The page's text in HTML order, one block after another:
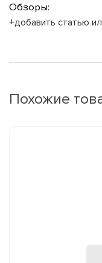
Обзоры:
+добавить статью
Похожие